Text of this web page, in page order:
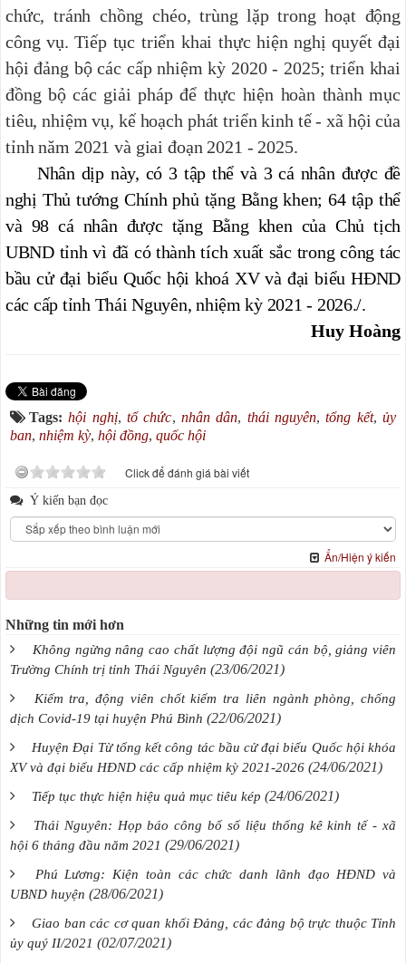
chức, tránh chồng chéo, trùng lặp trong hoạt động
công vụ.Tiếp tục triển khai thực hiện nghị quyết đại
hội đảng bộ các cấp nhiệm kỳ 2020 - 2025; triển khai
đồng bộ các giải pháp để thực hiện hoàn thành mục
tiêu, nhiệm vụ, kế hoạch phát triển kinh tế - xã hội của
tỉnh năm 2021 và giai đoạn 2021 - 2025.
Nhân dịp này, có 3 tập thể và 3 cá nhân được đề
nghị Thủ tướng Chính phủ tặng Bằng khen; 64 tập thể
và 98 cá nhân được tặng Bằng khen của Chủ tịch
UBND tỉnh vì đã có thành tích xuất sắc trong công tác
bầu cử đại biểu Quốc hội khoá XV và đại biểu HĐND
các cấp tỉnh Thái Nguyên, nhiệm kỳ 2021 - 2026./.
Huy Hoàng
Tags:hội nghị,tổ chức, nhân dân, thái nguyên,tổng kết,ủy
ban, nhiệm kỳ, hội đồng, quốc hội
Click để đánh giá bài viết
Ý kiến bạn đọc
Ẩn/Hiện ý kiến
Những tin mới hơn
Không ngừng nâng cao chất lượng đội ngũ cán bộ, giảng viên
Trường Chính trị tỉnh Thái Nguyên (23/06/2021)
Kiểm tra, động viên chốt kiểm tra liên ngành phòng, chống
dịch Covid-19 tại huyện Phú Bình (22/06/2021)
Huyện Đại Từ tổng kết công tác bầu cử đại biểu Quốc hội khóa
XV và đại biểu HĐND các cấp nhiệm kỳ 2021-2026 (24/06/2021)
Tiếp tục thực hiện hiệu quả mục tiêu kép (24/06/2021)
Thái Nguyên: Họp báo công bố số liệu thống kê kinh tế - xã
hội 6 tháng đầu năm 2021 (29/06/2021)
Phú Lương: Kiện toàn các chức danh lãnh đạo HĐND và
UBND huyện (28/06/2021)
Giao ban các cơ quan khối Đảng, các đảng bộ trực thuộc Tỉnh
ủy quý II/2021 (02/07/2021)